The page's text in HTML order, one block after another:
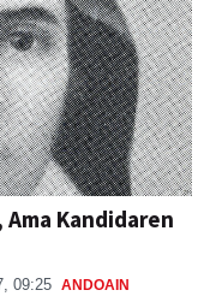
Kandidaren
09:25 ANDOAIN